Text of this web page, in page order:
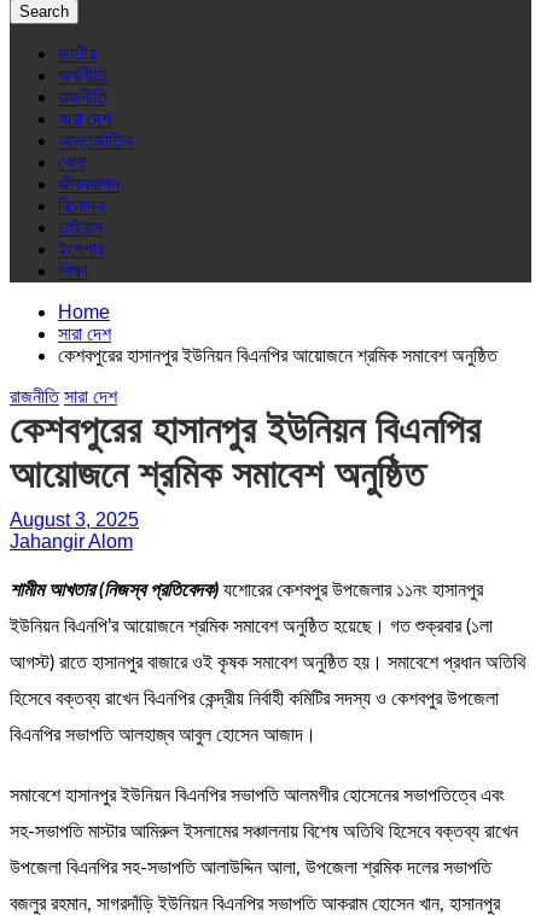
Search
জাতীয়
অর্থনীতি
রাজনীতি
সারা দেশ
আন্তর্জাতিক
খেলা
জীবনযাপন
বিনোদন
ভাইরাস
ইপেপার
শিক্ষা
Home
সারা দেশ
কেশবপুরের হাসানপুর ইউনিয়ন বিএনপির আয়োজনে শ্রমিক সমাবেশ অনুষ্ঠিত
রাজনীতি সারা দেশ
কেশবপুরের হাসানপুর ইউনিয়ন বিএনপির
আয়োজনে শ্রমিক সমাবেশ অনুষ্ঠিত
August 3, 2025
Jahangir Alom
শামীম আখতার (নিজস্ব প্রতিবেদক) যশোরের কেশবপুর উপজেলার ১১নং হাসানপুর
ইউনিয়ন বিএনপি’র আয়োজনে শ্রমিক সমাবেশ অনুষ্ঠিত হয়েছে। গত শুক্রবার (১লা
আগস্ট) রাতে হাসানপুর বাজারে ওই কৃষক সমাবেশ অনুষ্ঠিত হয়। সমাবেশে প্রধান অতিথি
হিসেবে বক্তব্য রাখেন বিএনপির কেন্দ্রীয় নির্বাহী কমিটির সদস্য ও কেশবপুর উপজেলা
বিএনপির সভাপতি আলহাজ্ব আবুল হোসেন আজাদ।
সমাবেশে হাসানপুর ইউনিয়ন বিএনপির সভাপতি আলমগীর হোসেনের সভাপতিত্বে এবং
সহ-সভাপতি মাস্টার আমিরুল ইসলামের সঞ্চালনায় বিশেষ অতিথি হিসেবে বক্তব্য রাখেন
উপজেলা বিএনপির সহ-সভাপতি আলাউদ্দিন আলা, উপজেলা শ্রমিক দলের সভাপতি
বজলুর রহমান, সাগরদাঁড়ি ইউনিয়ন বিএনপির সভাপতি আকরাম হোসেন খান, হাসানপুর